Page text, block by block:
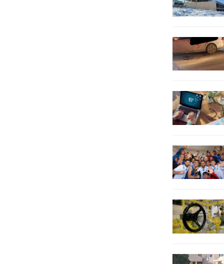
Değerlendirme Toplantısı
gerçekleştirildi. Toplantıya Vali